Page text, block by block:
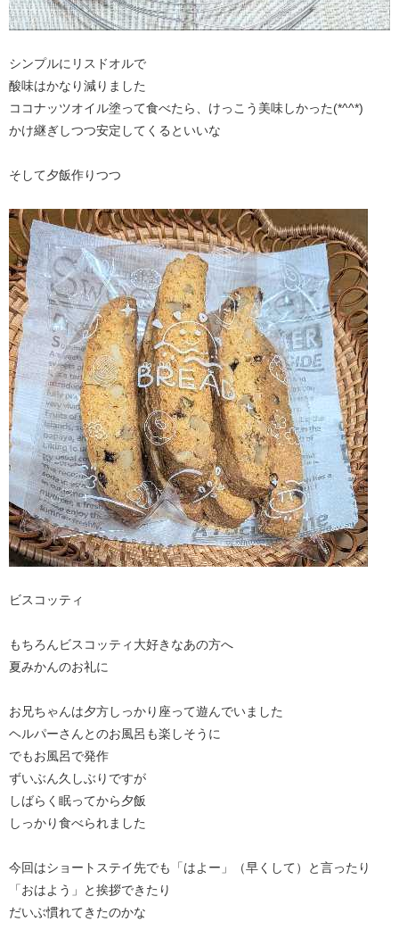
シンプルにリスドオルで
酸味はかなり減りました
ココナッツオイル塗って食べたら、けっこう美味しかった(*^^*)
かけ継ぎしつつ安定してくるといいな
そして夕飯作りつつ
ビスコッティ
もちろんビスコッティ大好きなあの方へ
夏みかんのお礼に
お兄ちゃんは夕方しっかり座って遊んでいました
ヘルパーさんとのお風呂も楽しそうに
でもお風呂で発作
ずいぶん久しぶりですが
しばらく眠ってから夕飯
しっかり食べられました
今回はショートステイ先でも「はよー」（早くして）と言ったり
「おはよう」と挨拶できたり
だいぶ慣れてきたのかな